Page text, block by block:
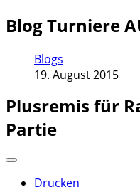
Blog Turniere
Blogs
19. August 2015
Plusremis für
Partie
Drucken